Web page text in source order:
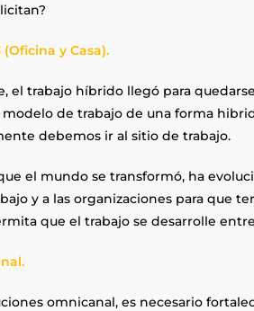
y Casa).
el trabajo híbrido llegó para
de trabajo de una forma
debemos ir al sitio de trabajo.
el mundo se transformó, ha
y a las organizaciones para que
que el trabajo se desarrolle
omnicanal, es necesario